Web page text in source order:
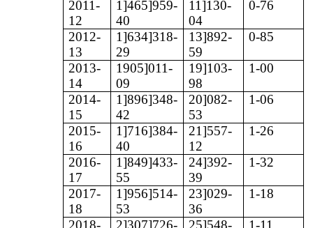
2011-
12
1]465]959-
40
11]130-
04
0-76
2012-
13
1]634]318-
29
13]892-
59
0-85
2013-
14
1905]011-
09
19]103-
98
1-00
2014-
15
1]896]348-
42
20]082-
53
1-06
2015-
16
1]716]384-
40
21]557-
12
1-26
2016-
17
1]849]433-
55
24]392-
39
1-32
2017-
18
1]956]514-
53
23]029-
36
1-18
2018-
2]307]726-
25]548-
1-11